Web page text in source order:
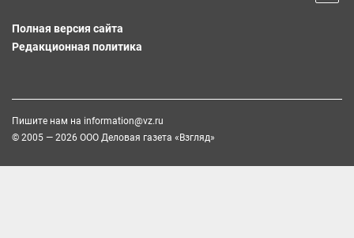
Полная версия сайта
Редакционная политика
Пишите нам на information@vz.ru
© 2005 — 2026 ООО Деловая газета «Взгляд»